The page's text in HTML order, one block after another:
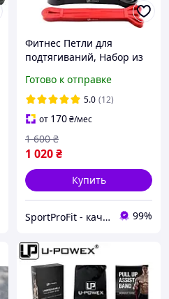
Фитнес Петли для
подтягиваний, Набор из
Петли для спорта U-
Powex Петли для Фитнеса
Готово к отправке
5.0 (12)
от 170₴/мес
1 020₴
1 600 ₴
Купить
SportProFit - качественные спортивные и туристические товары оптом и в розницу 99%